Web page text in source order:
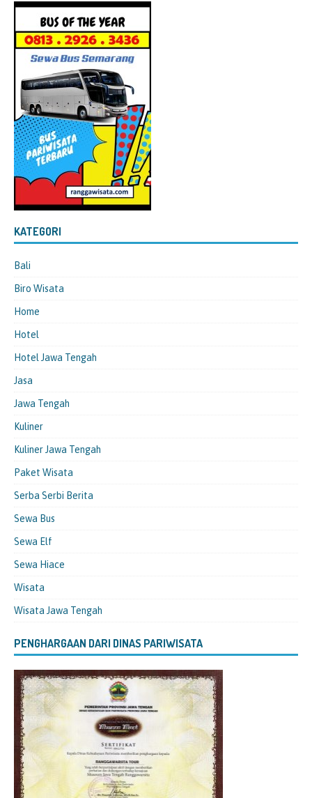
KATEGORI
Bali
Biro Wisata
Home
Hotel
Hotel Jawa Tengah
Jasa
Jawa Tengah
Kuliner
Kuliner Jawa Tengah
Paket Wisata
Serba Serbi Berita
Sewa Bus
Sewa Elf
Sewa Hiace
Wisata
Wisata Jawa Tengah
PENGHARGAAN DARI DINAS PARIWISATA